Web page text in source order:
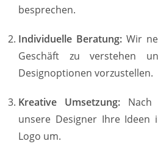
besprechen.
Individuelle Beratung: Wir
Geschäft zu verstehen
Designoptionen vorzustellen.
Kreative Umsetzung:Nach
unsere Designer Ihre Ideen
Logo um.